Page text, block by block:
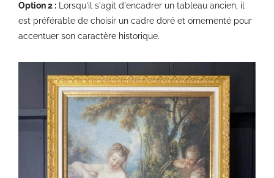
Option 2 : Lorsqu'il s'agit d'encadrer un tableau ancien, il
est préférable de choisir un cadre doré et ornementé pour
accentuer son caractère historique.